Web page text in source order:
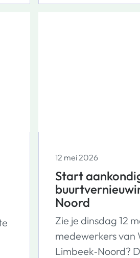
12 mei 2026
Start
Noord
Zie je dinsdag 12
medewerkers van
Limbeek‑Noord?